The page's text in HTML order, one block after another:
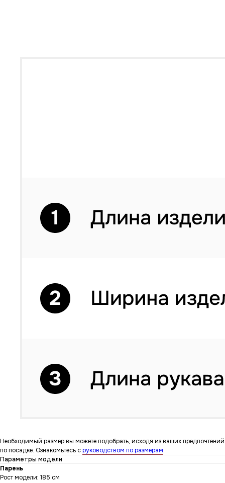
Необходимый размер вы можете подобрать, исходя из ваших предпочтений
по посадке. Ознакомьтесь сруководством по размерам.
Параметры модели
Парень
Рост модели: 185 см